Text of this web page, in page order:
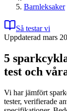
Barnleksaker
Så testar vi
Uppdaterad mars
5
test och
Vi har jämfört
tester, verifierade